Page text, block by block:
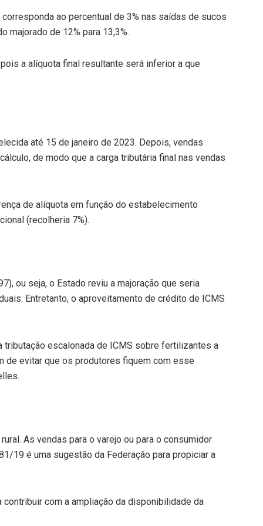
ao percentual de 3% nas saídas de sucos
majorado de 12% para 13,3%.
a alíquota final resultante será inferior a que
até 15 de janeiro de 2023. Depois, vendas
de modo que a carga tributária final nas vendas
de alíquota em função do estabelecimento
(recolheria 7%).
ou seja, o Estado reviu a majoração que seria
Entretanto, o aproveitamento de crédito de ICMS
tributação escalonada de ICMS sobre fertilizantes a
de evitar que os produtores fiquem com esse
As vendas para o varejo ou para o consumidor
19 é uma sugestão da Federação para propiciar a
com a ampliação da disponibilidade da